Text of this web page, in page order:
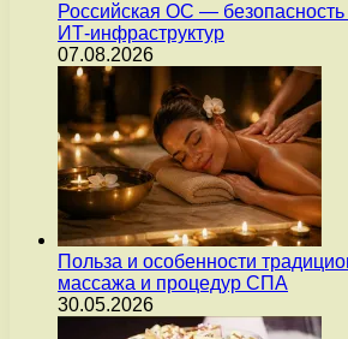
Российская ОС — безопасность
ИТ-инфраструктур
07.08.2026
Польза и особенности
массажа и процедур СПА
30.05.2026